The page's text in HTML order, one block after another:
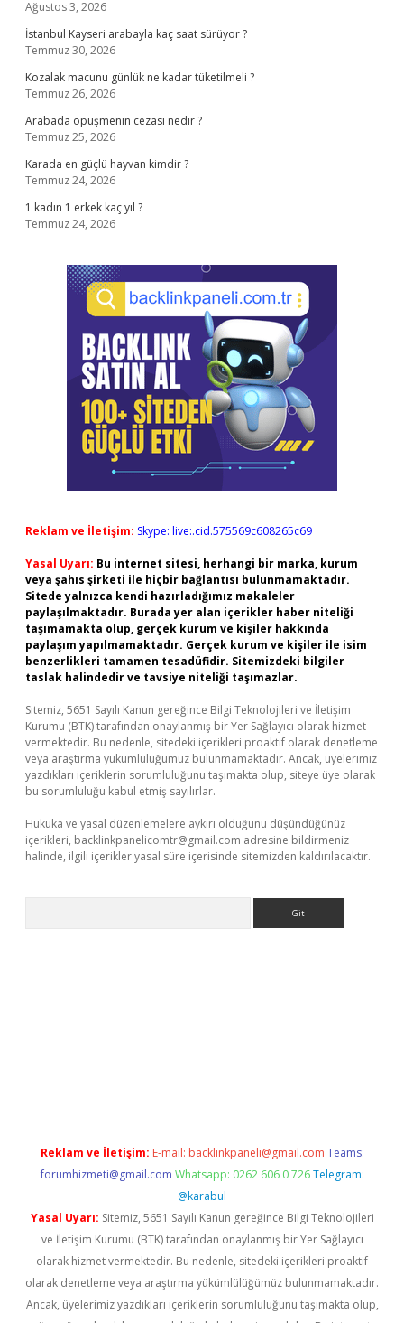
Ağustos 3, 2026
İstanbul Kayseri arabayla kaç saat sürüyor ?
Temmuz 30, 2026
Kozalak macunu günlük ne kadar tüketilmeli ?
Temmuz 26, 2026
Arabada öpüşmenin cezası nedir ?
Temmuz 25, 2026
Karada en güçlü hayvan kimdir ?
Temmuz 24, 2026
1 kadın 1 erkek kaç yıl ?
Temmuz 24, 2026
Reklam ve İletişim: Skype: live:.cid.575569c608265c69
Yasal Uyarı: Bu internet sitesi, herhangi bir marka, kurum
veya şahıs şirketi ile hiçbir bağlantısı bulunmamaktadır.
Sitede yalnızca kendi hazırladığımız makaleler
paylaşılmaktadır. Burada yer alan içerikler haber niteliği
taşımamakta olup, gerçek kurum ve kişiler hakkında
paylaşım yapılmamaktadır. Gerçek kurum ve kişiler ile isim
benzerlikleri tamamen tesadüfidir. Sitemizdeki bilgiler
taslak halindedir ve tavsiye niteliği taşımazlar.
Sitemiz, 5651 Sayılı Kanun gereğince Bilgi Teknolojileri ve İletişim
Kurumu (BTK) tarafından onaylanmış bir Yer Sağlayıcı olarak hizmet
vermektedir. Bu nedenle, sitedeki içerikleri proaktif olarak denetleme
veya araştırma yükümlülüğümüz bulunmamaktadır. Ancak, üyelerimiz
yazdıkları içeriklerin sorumluluğunu taşımakta olup, siteye üye olarak
bu sorumluluğu kabul etmiş sayılırlar.
Hukuka ve yasal düzenlemelere aykırı olduğunu düşündüğünüz
içerikleri, backlinkpanelicomtr@gmail.com adresine bildirmeniz
halinde, ilgili içerikler yasal süre içerisinde sitemizden kaldırılacaktır.
Reklam ve İletişim: E-mail: backlinkpaneli@gmail.com Teams:
forumhizmeti@gmail.com Whatsapp: 0262 606 0 726 Telegram:
@karabul
Yasal Uyarı: Sitemiz, 5651 Sayılı Kanun gereğince Bilgi Teknolojileri
ve İletişim Kurumu (BTK) tarafından onaylanmış bir Yer Sağlayıcı
olarak hizmet vermektedir. Bu nedenle, sitedeki içerikleri proaktif
olarak denetleme veya araştırma yükümlülüğümüz bulunmamaktadır.
Ancak, üyelerimiz yazdıkları içeriklerin sorumluluğunu taşımakta olup,